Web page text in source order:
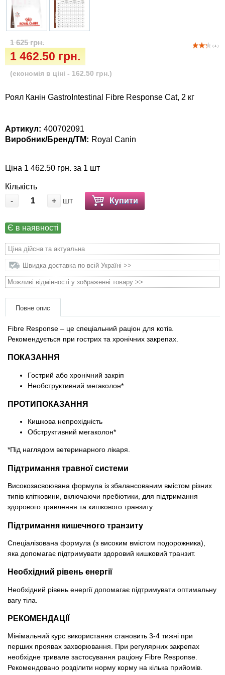
( 4 )
1 625 грн.
1 462.50 грн.
(економія в ціні - 162.50 грн.)
Роял Канін GastroIntestinal Fibre Response Cat, 2 кг
Артикул: 400702091
Виробник/Бренд/ТМ: Royal Canin
Ціна 1 462.50 грн. за 1 шт
Кількість
-
+ шт Купити
Є в наявності
Ціна дійсна та актуальна
Швидка доставка по всій Україні >>
Можливі відмінності у зображенні товару >>
Повне опис
Fibre Response – це спеціальний раціон для котів.
Рекомендується при гострих та хронічних закрепах.
ПОКАЗАННЯ
Гострий або хронічний закріп
Необструктивний мегаколон*
ПРОТИПОКАЗАННЯ
Кишкова непрохідність
Обструктивний мегаколон*
*Під наглядом ветеринарного лікаря.
Підтримання травної системи
Високозасвоювана формула із збалансованим вмістом різних
типів клітковини, включаючи пребіотики, для підтримання
здорового травлення та кишкового транзиту.
Підтримання кишечного транзиту
Спеціалізована формула (з високим вмістом подорожника),
яка допомагає підтримувати здоровий кишковий транзит.
Необхідний рівень енергії
Необхідний рівень енергії допомагає підтримувати оптимальну
вагу тіла.
РЕКОМЕНДАЦІЇ
Мінімальний курс використання становить 3-4 тижні при
перших проявах захворювання. При регулярних закрепах
необхідне тривале застосування раціону Fibre Response.
Рекомендовано розділити норму корму на кілька прийомів.
Інкубатори
Кігтіточки
Ласощі та корма
Vet Diet Canine Wet - ветеринарные диеты
для собак
Лежаки, будиночки, охолоджуючи
Миски, автогодівниці, поілки
Одяг та взуття
Переноски, сумки, клітки
матеріали
Подарункові сертифікати
Товари для голубів
Товари для гризунів
Товари для коней
Товари для людей
Хозряд - господарчі товари оптом
Популярні зоотовари
Архів / Знято з виробництва